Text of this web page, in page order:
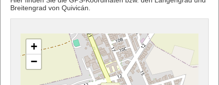
Breitengrad von Quivicán.
+
−